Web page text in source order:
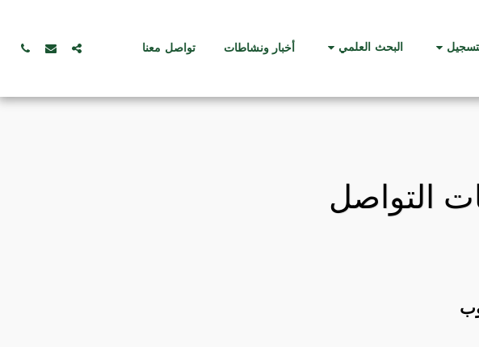
البحث العلمي أخبار ونشاطات تواصل معنا
التواصل